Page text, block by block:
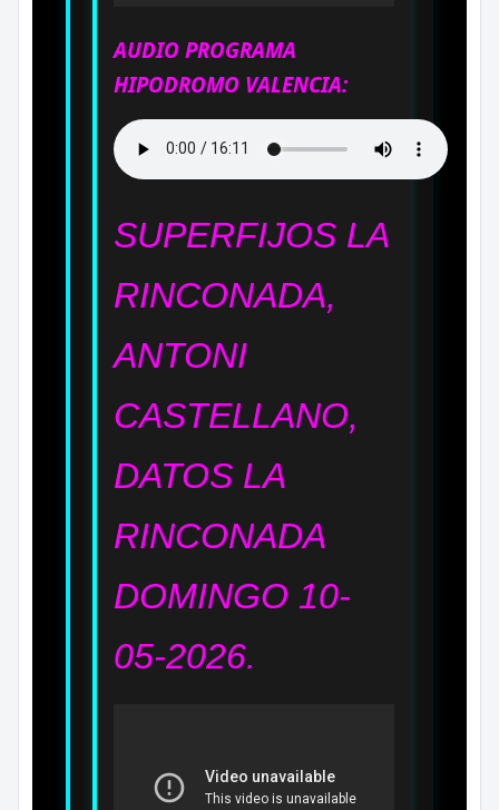
AUDIO PROGRAMA
HIPODROMO VALENCIA:
SUPERFIJOS LA
RINCONADA,
ANTONI
CASTELLANO,
DATOS LA
RINCONADA
DOMINGO 10-
05-2026.